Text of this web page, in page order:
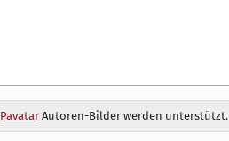
PavatarAutoren-Bilder werden unterstützt.